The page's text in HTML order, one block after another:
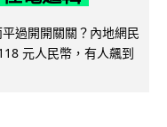
過開開關關？內地網民
元人民幣，有人飆到